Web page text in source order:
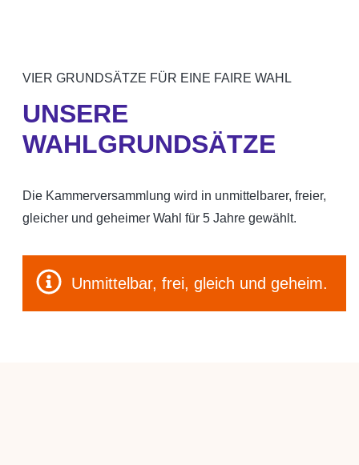
VIER GRUNDSÄTZE FÜR EINE FAIRE WAHL
UNSERE
WAHLGRUNDSÄTZE
Die Kammerversammlung wird in unmittelbarer, freier,
gleicher und geheimer Wahl für 5 Jahre gewählt.
Unmittelbar, frei, gleich und geheim.